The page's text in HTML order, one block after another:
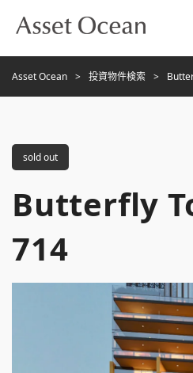
Asset Ocean 投資物件検索
sold out
Butterfly
714